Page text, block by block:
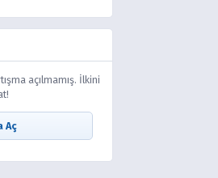
açılmamış. İlkini
Aç